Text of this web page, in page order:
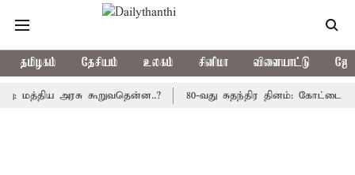
தமிழகம் தேசியம் உலகம் சினிமா விளையாட்டு
அரசு கூறுவதென்ன..? 80-வது சுதந்திர தினம்: கோட்டை